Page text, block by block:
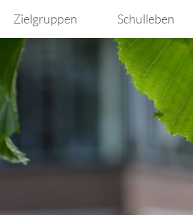
Zielgruppen Schulleben